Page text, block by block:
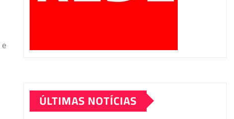
e
ÚLTIMAS NOTÍCIAS